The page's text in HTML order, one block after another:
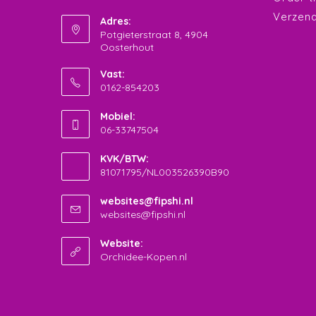
Adres:
Potgieterstraat 8, 4904
Oosterhout
Vast:
0162-854203
in
je
toepassing
Mobiel:
06-33747504
in
je
toepassing
KVK/BTW:
81071795/NL003526390B90
websites@fipshi.nl
websites@fipshi.nl
toepassing
Website:
Orchidee-Kopen.nl